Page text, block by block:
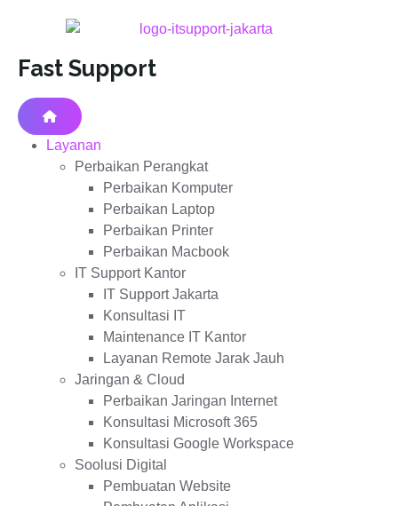
Fast Support
Layanan
Perbaikan Perangkat
Perbaikan Komputer
Perbaikan Laptop
Perbaikan Printer
Perbaikan Macbook
IT Support Kantor
IT Support Jakarta
Konsultasi IT
Maintenance IT Kantor
Layanan Remote Jarak Jauh
Jaringan & Cloud
Perbaikan Jaringan Internet
Konsultasi Microsoft 365
Konsultasi Google Workspace
Soolusi Digital
Pembuatan Website